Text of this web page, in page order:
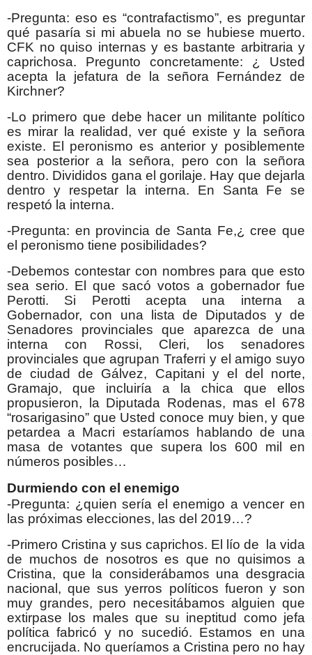
-Pregunta: eso es “contrafactismo”, es preguntar
qué pasaría si mi abuela no se hubiese muerto.
CFK no quiso internas y es bastante arbitraria y
caprichosa. Pregunto concretamente: ¿ Usted
acepta la jefatura de la señora Fernández de
Kirchner?
-Lo primero que debe hacer un militante político
es mirar la realidad, ver qué existe y la señora
existe. El peronismo es anterior y posiblemente
sea posterior a la señora, pero con la señora
dentro. Divididos gana el gorilaje. Hay que dejarla
dentro y respetar la interna. En Santa Fe se
respetó la interna.
-Pregunta: en provincia de Santa Fe,¿ cree que
el peronismo tiene posibilidades?
-Debemos contestar con nombres para que esto
sea serio. El que sacó votos a gobernador fue
Perotti. Si Perotti acepta una interna a
Gobernador, con una lista de Diputados y de
Senadores provinciales que aparezca de una
interna con Rossi, Cleri, los senadores
provinciales que agrupan Traferri y el amigo suyo
de ciudad de Gálvez, Capitani y el del norte,
Gramajo, que incluiría a la chica que ellos
propusieron, la Diputada Rodenas, mas el 678
“rosarigasino” que Usted conoce muy bien, y que
petardea a Macri estaríamos hablando de una
masa de votantes que supera los 600 mil en
números posibles…
Durmiendo con el enemigo
-Pregunta: ¿quien sería el enemigo a vencer en
las próximas elecciones, las del 2019…?
-Primero Cristina y sus caprichos. El lío de la vida
de muchos de nosotros es que no quisimos a
Cristina, que la considerábamos una desgracia
nacional, que sus yerros políticos fueron y son
muy grandes, pero necesitábamos alguien que
extirpase los males que su ineptitud como jefa
política fabricó y no sucedió. Estamos en una
encrucijada. No queríamos a Cristina pero no hay